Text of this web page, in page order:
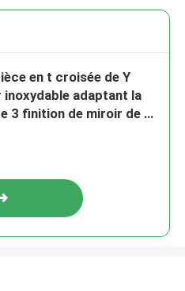
en t croisée de Y
inoxydable adaptant la
3 finition de miroir de 1